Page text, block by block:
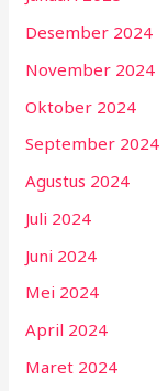
Desember 2024
November 2024
Oktober 2024
September 2024
Agustus 2024
Juli 2024
Juni 2024
Mei 2024
April 2024
Maret 2024